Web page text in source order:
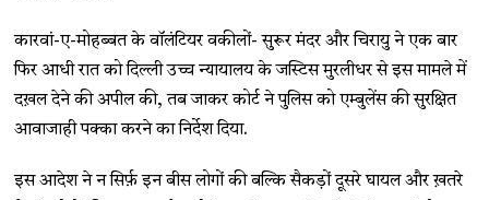
कारवां-ए-मोहब्बत के वॉलंटियर वकीलों- सुरूर मंदर और चिरायु ने एक बार
फिर आधी रात को दिल्ली उच्च न्यायालय के जस्टिस मुरलीधर से इस मामले में
दख़ल देने की अपील की, तब जाकर कोर्ट ने पुलिस को एम्बुलेंस की सुरक्षित
आवाजाही पक्का करने का निर्देश दिया.
इस आदेश ने न सिर्फ़ इन बीस लोगों की बल्कि सैकड़ों दूसरे घायल और ख़तरे